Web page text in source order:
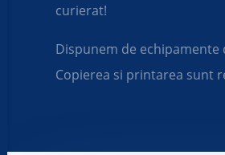
curierat!
Dispunem de echipamente
Copierea si printarea sunt